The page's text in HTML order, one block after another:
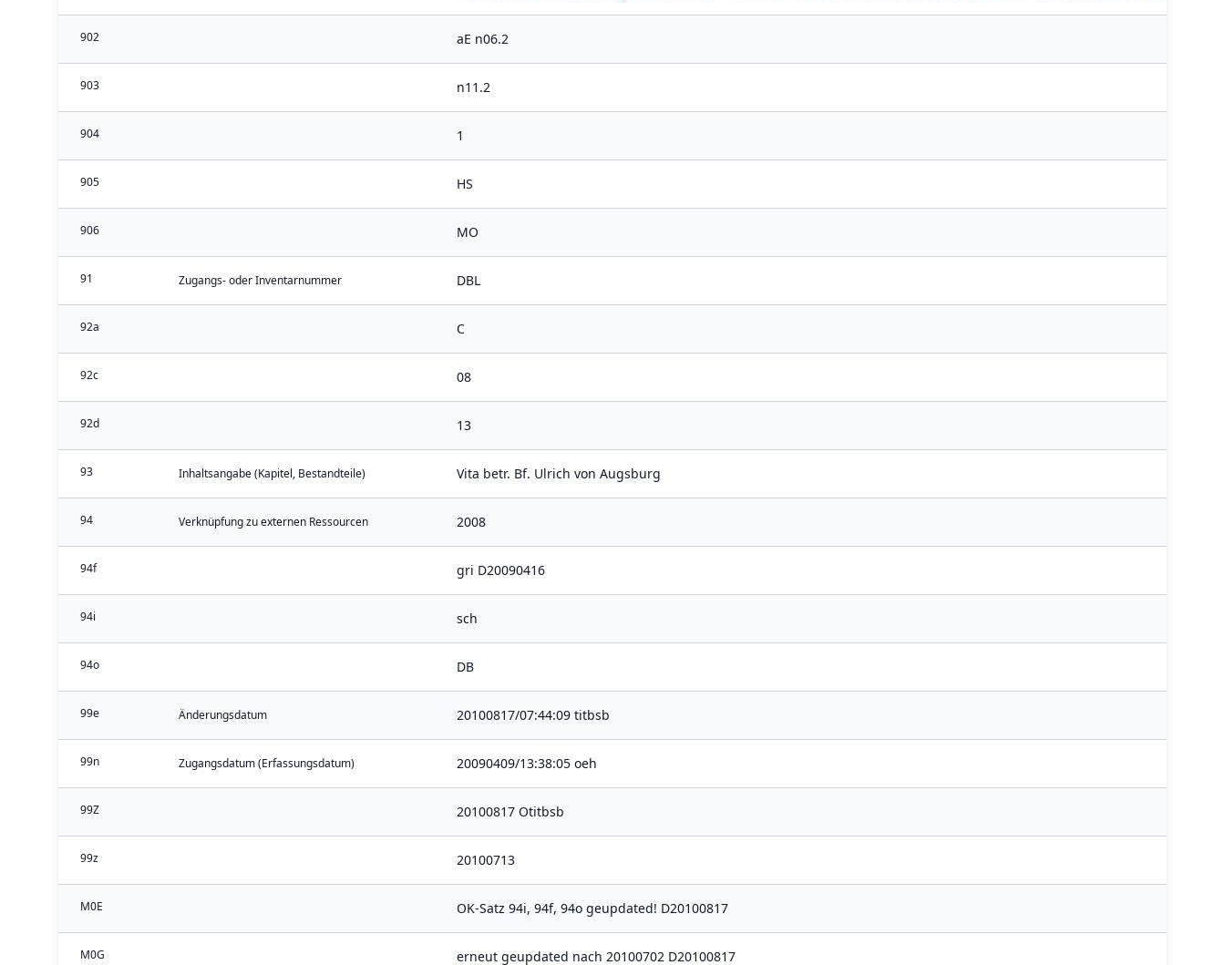
902 aE n06.2
903 n11.2
904 1
905 HS
906 MO
91 Zugangs- oder Inventarnummer DBL
92a C
92c 08
92d 13
93 Inhaltsangabe (Kapitel, Bestandteile) Vita betr. Bf. Ulrich von Augsburg
94 Verknüpfung zu externen Ressourcen 2008
94f gri D20090416
94i sch
94o DB
99e Änderungsdatum 20100817/07:44:09 titbsb
99n Zugangsdatum (Erfassungsdatum) 20090409/13:38:05 oeh
99Z 20100817 Otitbsb
99z 20100713
M0E OK-Satz 94i, 94f, 94o geupdated! D20100817
M0G erneut geupdated nach 20100702 D20100817